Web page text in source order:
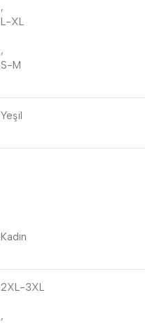
,
L-XL
,
S-M
Yeşil
Kadın
2XL-3XL
,